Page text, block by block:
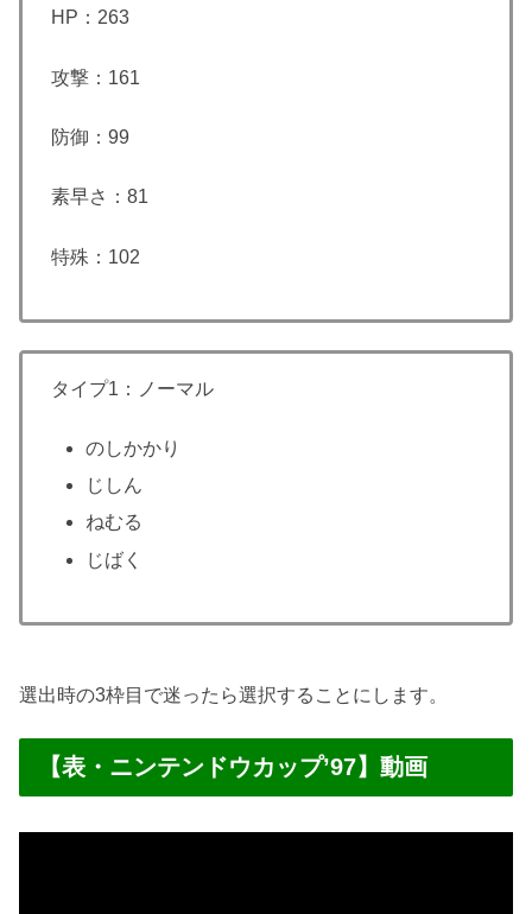
HP：263
攻撃：161
防御：99
素早さ：81
特殊：102
タイプ1：ノーマル
のしかかり
じしん
ねむる
じばく
選出時の3枠目で迷ったら選択することにします。
【表・ニンテンドウカップ’97】動画